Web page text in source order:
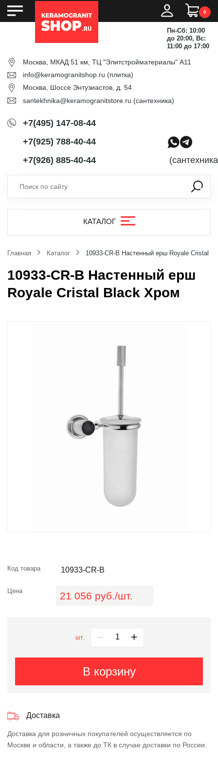
0
Пн-Сб: 10:00
до 20:00, Вс:
11:00 до 17:00
Москва, МКАД 51 км, ТЦ "Элитстройматериалы" А11
info@keramogranitshop.ru (плитка)
Москва, Шоссе Энтузиастов, д. 54
santekhnika@keramogranitstore.ru (сантехника)
+7(495) 147-08-44
+7(925) 788-40-44
+7(926) 885-40-44
КАТАЛОГ
Главная Каталог 10933-CR-B Настенный ерш Royale Cristal
10933-CR-B Настенный ерш
Royale Cristal Black Хром
Код товара 10933-CR-B
Цена 21 056 руб./шт.
шт.
В корзину
Доставка
Доставка для розничных покупателей осуществляется по
Москве и области, а также до ТК в случае доставки по России.